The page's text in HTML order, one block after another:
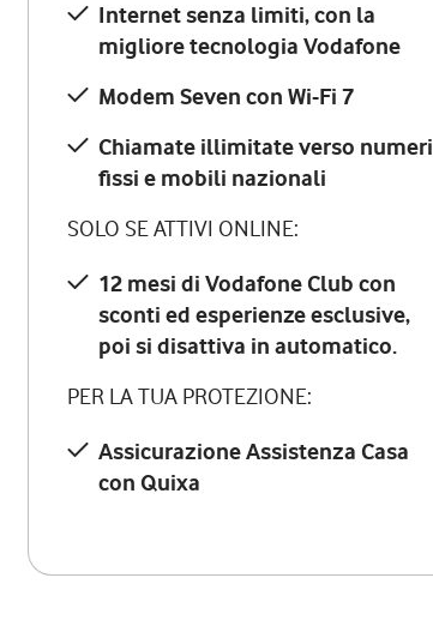
Internet senza limiti, con la
migliore tecnologia Vodafone
Modem Seven con Wi-Fi 7
Chiamate illimitate verso numeri
fissi e mobili nazionali
SOLO SE ATTIVI ONLINE:
12 mesi di Vodafone Club con
sconti ed esperienze esclusive,
poi si disattiva in automatico.
PER LA TUA PROTEZIONE:
Assicurazione Assistenza Casa
con Quixa